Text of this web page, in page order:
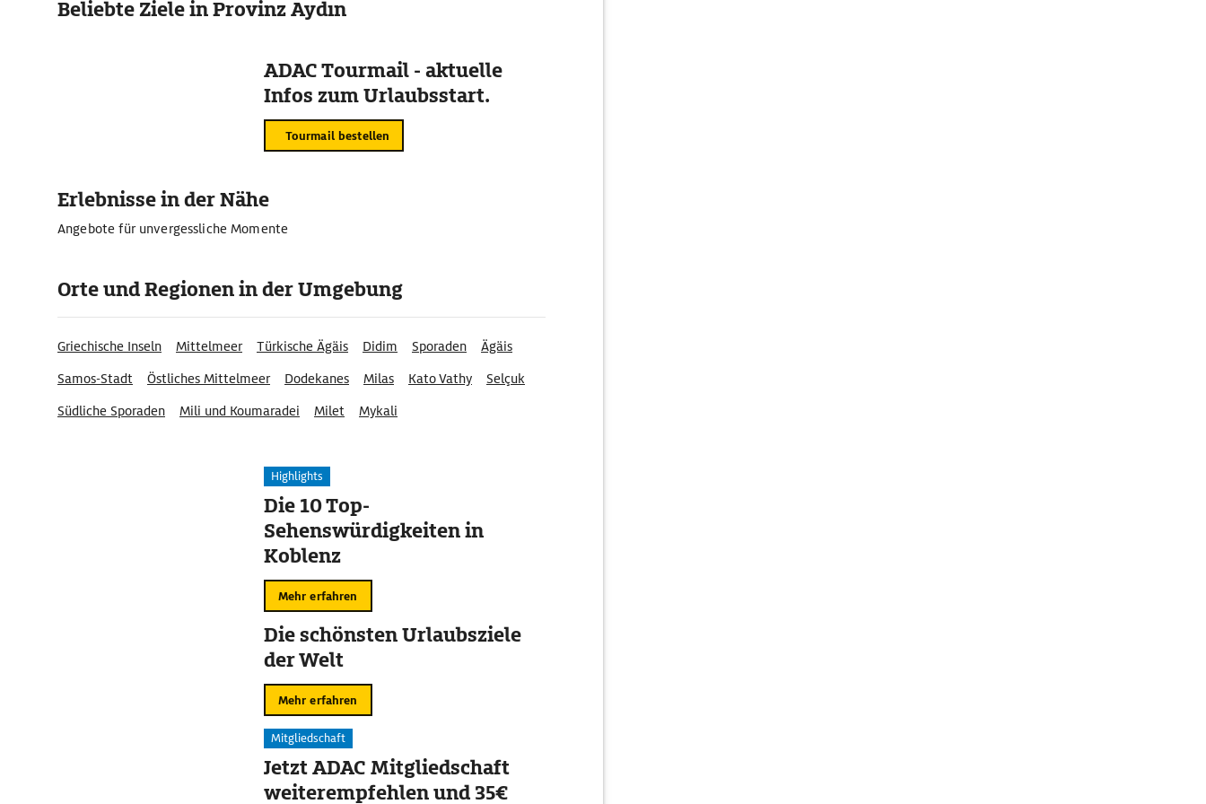
Beliebte Ziele in Provinz Aydın
ADAC Tourmail - aktuelle
Infos zum Urlaubsstart.
Tourmail bestellen
Erlebnisse in der Nähe
Angebote für unvergessliche Momente
Orte und Regionen in der Umgebung
Griechische Inseln Mittelmeer Türkische Ägäis Didim Sporaden
Ägäis
Samos-Stadt
Östliches Mittelmeer Dodekanes Milas Kato Vathy
Selçuk
Südliche Sporaden
Mili und Koumaradei Milet Mykali
Highlights
Die 10 Top-
Sehenswürdigkeiten in
Koblenz
Mehr erfahren
Die schönsten Urlaubsziele
der Welt
Mehr erfahren
Mitgliedschaft
Jetzt ADAC Mitgliedschaft
weiterempfehlen und 35€